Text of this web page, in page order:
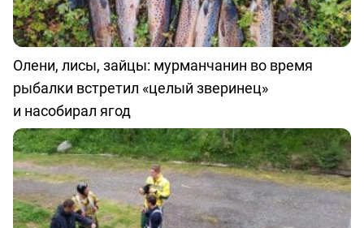
Олени, лисы, зайцы: мурманчанин во время
рыбалки встретил «целый зверинец»
и насобирал ягод